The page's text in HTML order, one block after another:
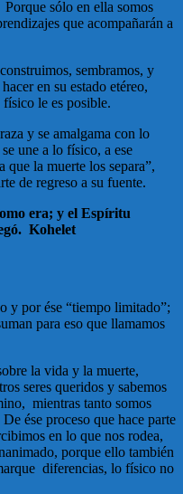
sólo en ella somos
que acompañarán a
sembramos, y
en su estado etéreo,
le es posible.
y se amalgama con lo
une a lo físico, a ese
la muerte los separa”,
de regreso a su fuente.
era; y el Espíritu
Kohelet
y por ése “tiempo limitado”;
para eso que llamamos
la vida y la muerte,
seres queridos y sabemos
mientras tanto somos
ése proceso que hace parte
en lo que nos rodea,
porque ello también
diferencias, lo físico no